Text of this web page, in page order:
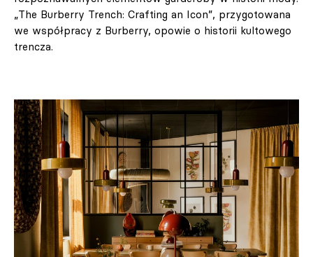
„The Burberry Trench: Crafting an Icon”, przygotowana
we współpracy z Burberry, opowie o historii kultowego
trencza.